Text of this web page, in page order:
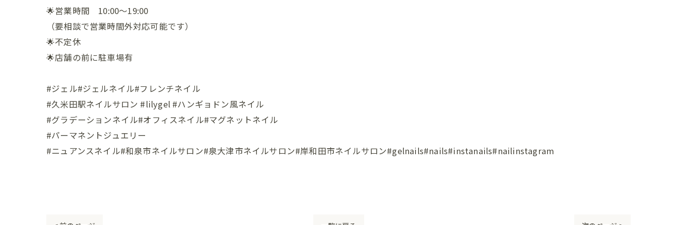
🌟営業時間 10:00〜19:00
（要相談で営業時間外対応可能です）
🌟不定休
🌟店舗の前に駐車場有
#ジェル#ジェルネイル#フレンチネイル
#久米田駅ネイルサロン #lilygel #ハンギョドン風ネイル
#グラデーションネイル#オフィスネイル#マグネットネイル
#パーマネントジュエリー
#ニュアンスネイル#和泉市ネイルサロン#泉大津市ネイルサロン#岸和田市ネイルサロン#gelnails#nails#instanails#nailinstagram